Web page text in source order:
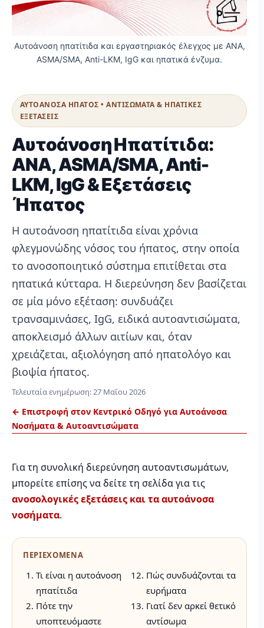
Αυτοάνοση ηπατίτιδα και εργαστηριακός έλεγχος με ANA,
ASMA/SMA, Anti-LKM, IgG και ηπατικά ένζυμα.
ΑΥΤΟΑΝΟΣΑ ΗΠΑΤΟΣ • ΑΝΤΙΣΩΜΑΤΑ & ΗΠΑΤΙΚΕΣ
ΕΞΕΤΑΣΕΙΣ
Αυτοάνοση Ηπατίτιδα:
ANA, ASMA/SMA, Anti-
LKM, IgG & Εξετάσεις
Ήπατος
Η αυτοάνοση ηπατίτιδα είναι χρόνια
φλεγμονώδης νόσος του ήπατος, στην οποία
το ανοσοποιητικό σύστημα επιτίθεται στα
ηπατικά κύτταρα. Η διερεύνηση δεν βασίζεται
σε μία μόνο εξέταση: συνδυάζει
τρανσαμινάσες, IgG, ειδικά αυτοαντισώματα,
αποκλεισμό άλλων αιτίων και, όταν
χρειάζεται, αξιολόγηση από ηπατολόγο και
βιοψία ήπατος.
Τελευταία ενημέρωση:27 Μαΐου 2026
← Επιστροφή στον Κεντρικό Οδηγό για Αυτοάνοσα
Νοσήματα & Αυτοαντισώματα
Για τη συνολική διερεύνηση αυτοαντισωμάτων,
μπορείτε επίσης να δείτε τη σελίδα για τις
ανοσολογικές εξετάσεις και τα αυτοάνοσα
νοσήματα.
ΠΕΡΙΕΧΟΜΕΝΑ
Τι είναι η αυτοάνοση
ηπατίτιδα
Πότε την
υποπτευόμαστε
Πώς συνδυάζονται τα
ευρήματα
Γιατί δεν αρκεί θετικό
αντίσωμα